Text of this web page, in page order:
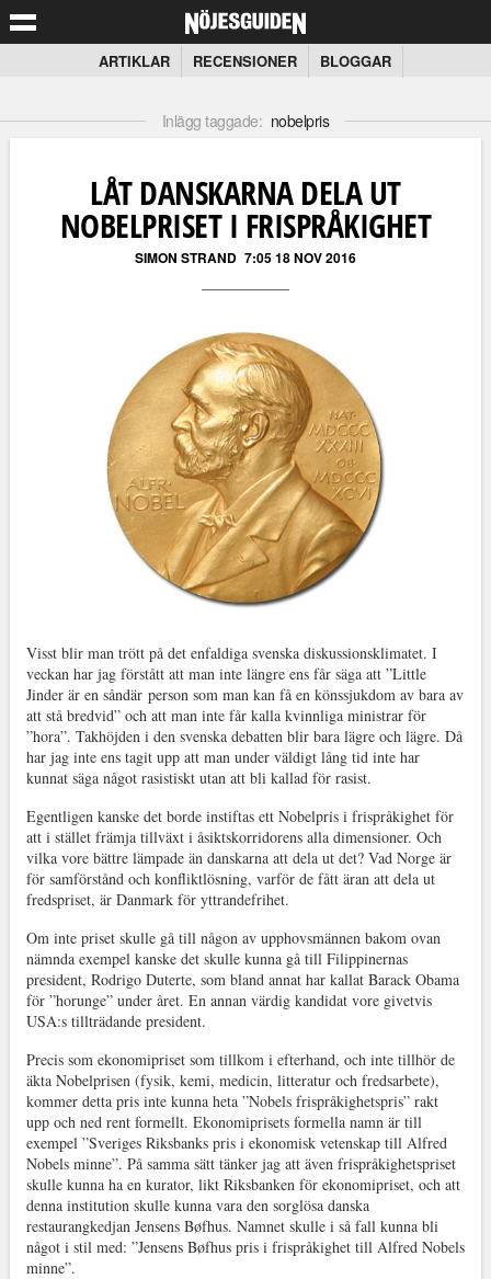
ARTIKLAR RECENSIONER BLOGGAR
Inlägg taggade: nobelpris
LÅT DANSKARNA DELA UT
NOBELPRISET I FRISPRÅKIGHET
SIMON STRAND 7:05 18 NOV 2016
Visst blir man trött på det enfaldiga svenska diskussionsklimatet. I
veckan har jag förstått att man inte längre ens får säga att ”Little
Jinder är en såndär person som man kan få en könssjukdom av bara av
att stå bredvid” och att man inte får kalla kvinnliga ministrar för
”hora”. Takhöjden i den svenska debatten blir bara lägre och lägre. Då
har jag inte ens tagit upp att man under väldigt lång tid inte har
kunnat säga något rasistiskt utan att bli kallad för rasist.
Egentligen kanske det borde instiftas ett Nobelpris i frispråkighet för
att i stället främja tillväxt i åsiktskorridorens alla dimensioner. Och
vilka vore bättre lämpade än danskarna att dela ut det? Vad Norge är
för samförstånd och konfliktlösning, varför de fått äran att dela ut
fredspriset, är Danmark för yttrandefrihet.
Om inte priset skulle gå till någon av upphovsmännen bakom ovan
nämnda exempel kanske det skulle kunna gå till Filippinernas
president, Rodrigo Duterte, som bland annat har kallat Barack Obama
för ”horunge” under året. En annan värdig kandidat vore givetvis
USA:s tillträdande president.
Precis som ekonomipriset som tillkom i efterhand, och inte tillhör de
äkta Nobelprisen (fysik, kemi, medicin, litteratur och fredsarbete),
kommer detta pris inte kunna heta ”Nobels frispråkighetspris” rakt
upp och ned rent formellt. Ekonomiprisets formella namn är till
exempel ”Sveriges Riksbanks pris i ekonomisk vetenskap till Alfred
Nobels minne”. På samma sätt tänker jag att även frispråkighetspriset
skulle kunna ha en kurator, likt Riksbanken för ekonomipriset, och att
denna institution skulle kunna vara den sorglösa danska
restaurangkedjan Jensens Bøfhus. Namnet skulle i så fall kunna bli
något i stil med: ”Jensens Bøfhus pris i frispråkighet till Alfred Nobels
minne”.